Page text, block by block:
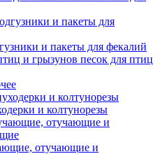
и пакеты для фекалий
песок для птиц
и колтунорезы
отучающие и